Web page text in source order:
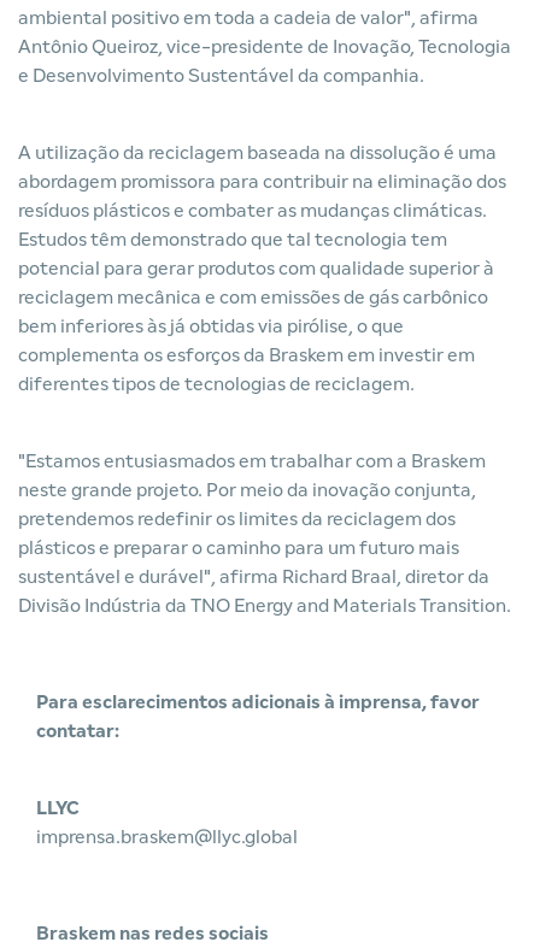
ambiental positivo em toda a cadeia de valor", afirma
Antônio Queiroz, vice-presidente de Inovação, Tecnologia
e Desenvolvimento Sustentável da companhia.
A utilização da reciclagem baseada na dissolução é uma
abordagem promissora para contribuir na eliminação dos
resíduos plásticos e combater as mudanças climáticas.
Estudos têm demonstrado que tal tecnologia tem
potencial para gerar produtos com qualidade superior à
reciclagem mecânica e com emissões de gás carbônico
bem inferiores às já obtidas via pirólise, o que
complementa os esforços da Braskem em investir em
diferentes tipos de tecnologias de reciclagem.
"Estamos entusiasmados em trabalhar com a Braskem
neste grande projeto. Por meio da inovação conjunta,
pretendemos redefinir os limites da reciclagem dos
plásticos e preparar o caminho para um futuro mais
sustentável e durável", afirma Richard Braal, diretor da
Divisão Indústria da TNO Energy and Materials Transition.
Para esclarecimentos adicionais à imprensa, favor
contatar:
LLYC
imprensa.braskem@llyc.global
Braskem nas redes sociais